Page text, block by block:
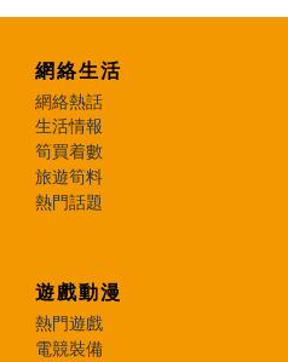
網絡生活
網絡熱話
生活情報
筍買着數
旅遊筍料
熱門話題
遊戲動漫
熱門遊戲
電競裝備